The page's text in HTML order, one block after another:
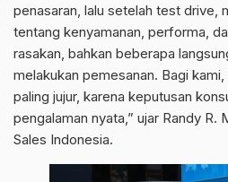
penasaran, lalu setelah test drive,
tentang kenyamanan, performa,
rasakan, bahkan beberapa
melakukan pemesanan. Bagi
paling jujur, karena keputusan
pengalaman nyata,” ujar Randy R.
Sales Indonesia.